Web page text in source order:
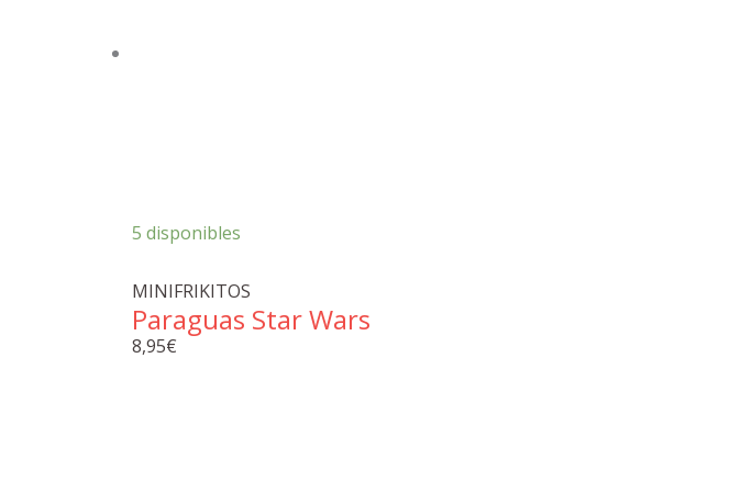
5 disponibles
MINIFRIKITOS
Paraguas Star Wars
8,95€